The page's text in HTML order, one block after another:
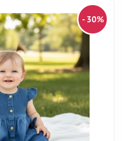
- 30%